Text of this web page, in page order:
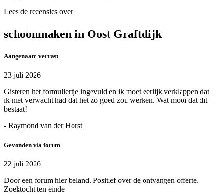
Lees de recensies over
schoonmaken in Oost Graftdijk
Aangenaam verrast
23 juli 2026
Gisteren het formuliertje ingevuld en ik moet eerlijk verklappen dat
ik niet verwacht had dat het zo goed zou werken. Wat mooi dat dit
bestaat!
- Raymond van der Horst
Gevonden via forum
22 juli 2026
Door een forum hier beland. Positief over de ontvangen offerte.
Zoektocht ten einde